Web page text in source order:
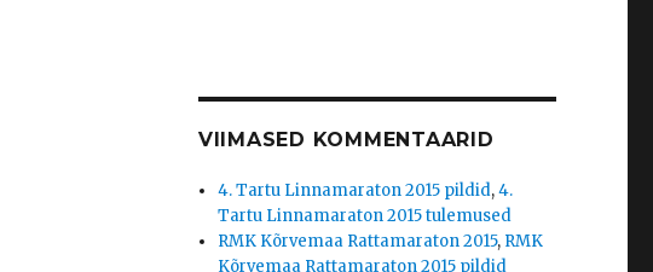
VIIMASED KOMMENTAARID
4. Tartu Linnamaraton 2015 pildid,4.
Tartu Linnamaraton 2015 tulemused
RMK Kõrvemaa Rattamaraton 2015, RMK
Kõrvemaa Rattamaraton 2015 pildid